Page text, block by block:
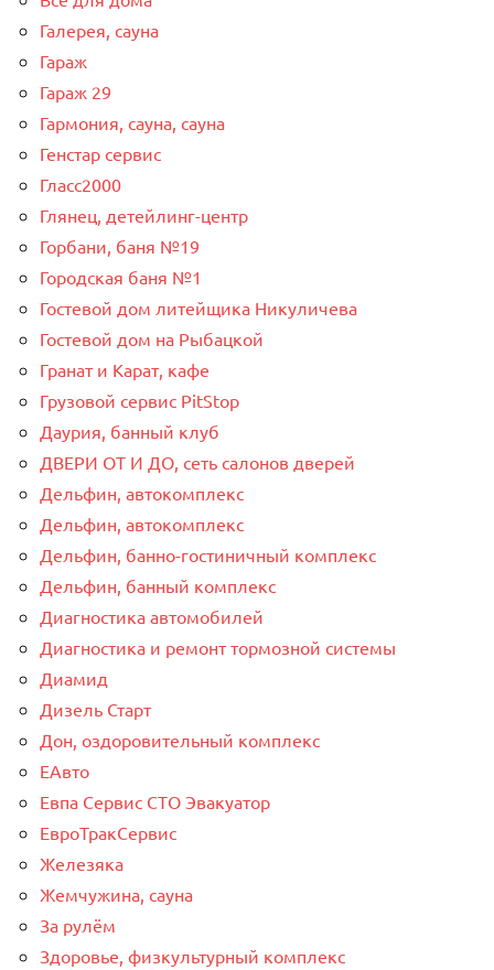
Галерея, сауна
Гараж
Гараж 29
Гармония, сауна, сауна
Генстар сервис
Гласс2000
Глянец, детейлинг-центр
Горбани, баня №19
Городская баня №1
Гостевой дом литейщика Никуличева
Гостевой дом на Рыбацкой
Гранат и Карат, кафе
Грузовой сервис PitStop
Даурия, банный клуб
ДВЕРИ ОТ И ДО, сеть салонов дверей
Дельфин, автокомплекс
Дельфин, автокомплекс
Дельфин, банно-гостиничный комплекс
Дельфин, банный комплекс
Диагностика автомобилей
Диагностика и ремонт тормозной системы
Диамид
Дизель Старт
Дон, оздоровительный комплекс
ЕАвто
Евпа Сервис СТО Эвакуатор
ЕвроТракСервис
Железяка
Жемчужина, сауна
За рулём
Здоровье, физкультурный комплекс